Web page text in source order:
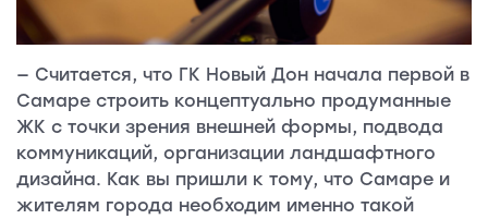
— Считается, что ГК Новый Дон начала первой в
Самаре строить концептуально продуманные
ЖК с точки зрения внешней формы, подвода
коммуникаций, организации ландшафтного
дизайна. Как вы пришли к тому, что Самаре и
жителям города необходим именно такой